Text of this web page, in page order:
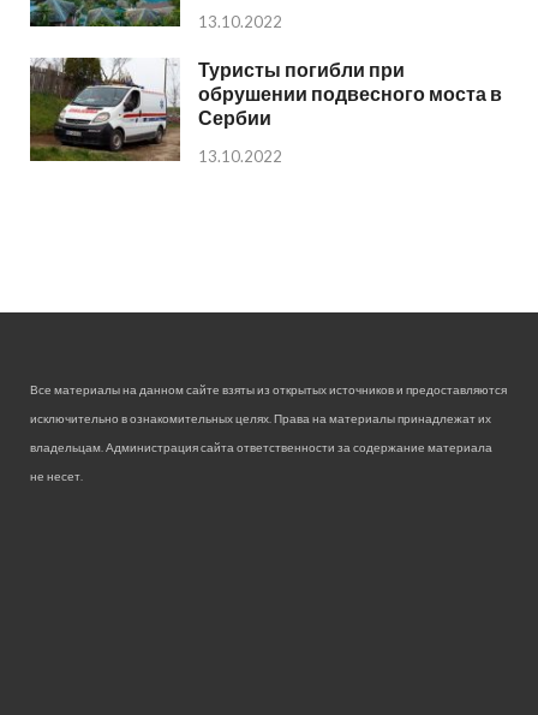
13.10.2022
Туристы погибли при
обрушении подвесного моста в
Сербии
13.10.2022
Все материалы на данном сайте взяты из открытых источников и предоставляются
исключительно в ознакомительных целях. Права на материалы принадлежат их
владельцам. Администрация сайта ответственности за содержание материала
не несет.